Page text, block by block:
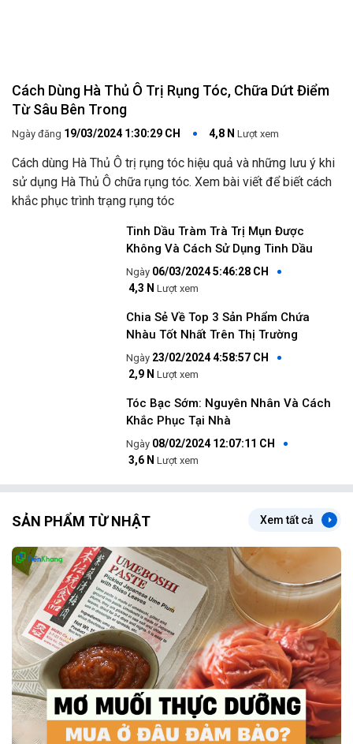
Cách Dùng Hà Thủ Ô Trị Rụng Tóc, Chữa Dứt Điểm
Từ Sâu Bên Trong
Ngày đăng 19/03/2024 1:30:29 CH 4,8 N Lượt xem
Cách dùng Hà Thủ Ô trị rụng tóc hiệu quả và những lưu ý khi
sử dụng Hà Thủ Ô chữa rụng tóc. Xem bài viết để biết cách
khắc phục trình trạng rụng tóc
Tinh Dầu Tràm Trà Trị Mụn Được
Không Và Cách Sử Dụng Tinh Dầu
06/03/2024 5:46:28 CH
4,3 N Lượt xem
Chia Sẻ Về Top 3 Sản Phẩm Chứa
Nhàu Tốt Nhất Trên Thị Trường
23/02/2024 4:58:57 CH
2,9 N Lượt xem
Tóc Bạc Sớm: Nguyên Nhân Và Cách
Khắc Phục Tại Nhà
08/02/2024 12:07:11 CH
3,6 N Lượt xem
SẢN PHẨM TỪ NHẬT Xem tất cả